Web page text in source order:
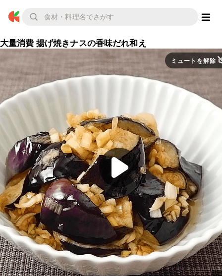
大量消費 揚げ焼きナスの香味だれ和え
ミュートを解除